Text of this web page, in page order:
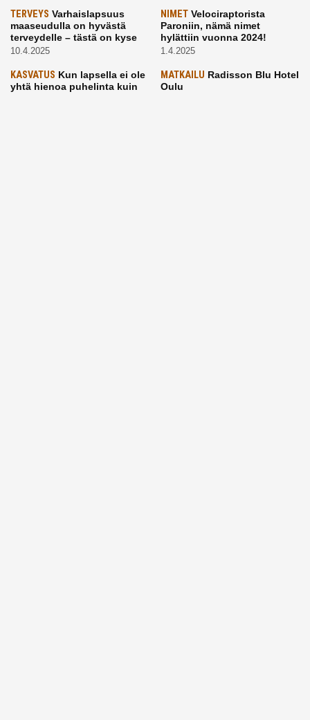
TERVEYS Varhaislapsuus
maaseudulla on hyvästä
terveydelle – tästä on kyse
10.4.2025
NIMETVelociraptorista
Paroniin, nämä nimet
hylättiin vuonna 2024!
1.4.2025
KASVATUS Kun lapsella ei ole
yhtä hienoa puhelinta kuin
MATKAILU Radisson Blu Hotel
Oulu